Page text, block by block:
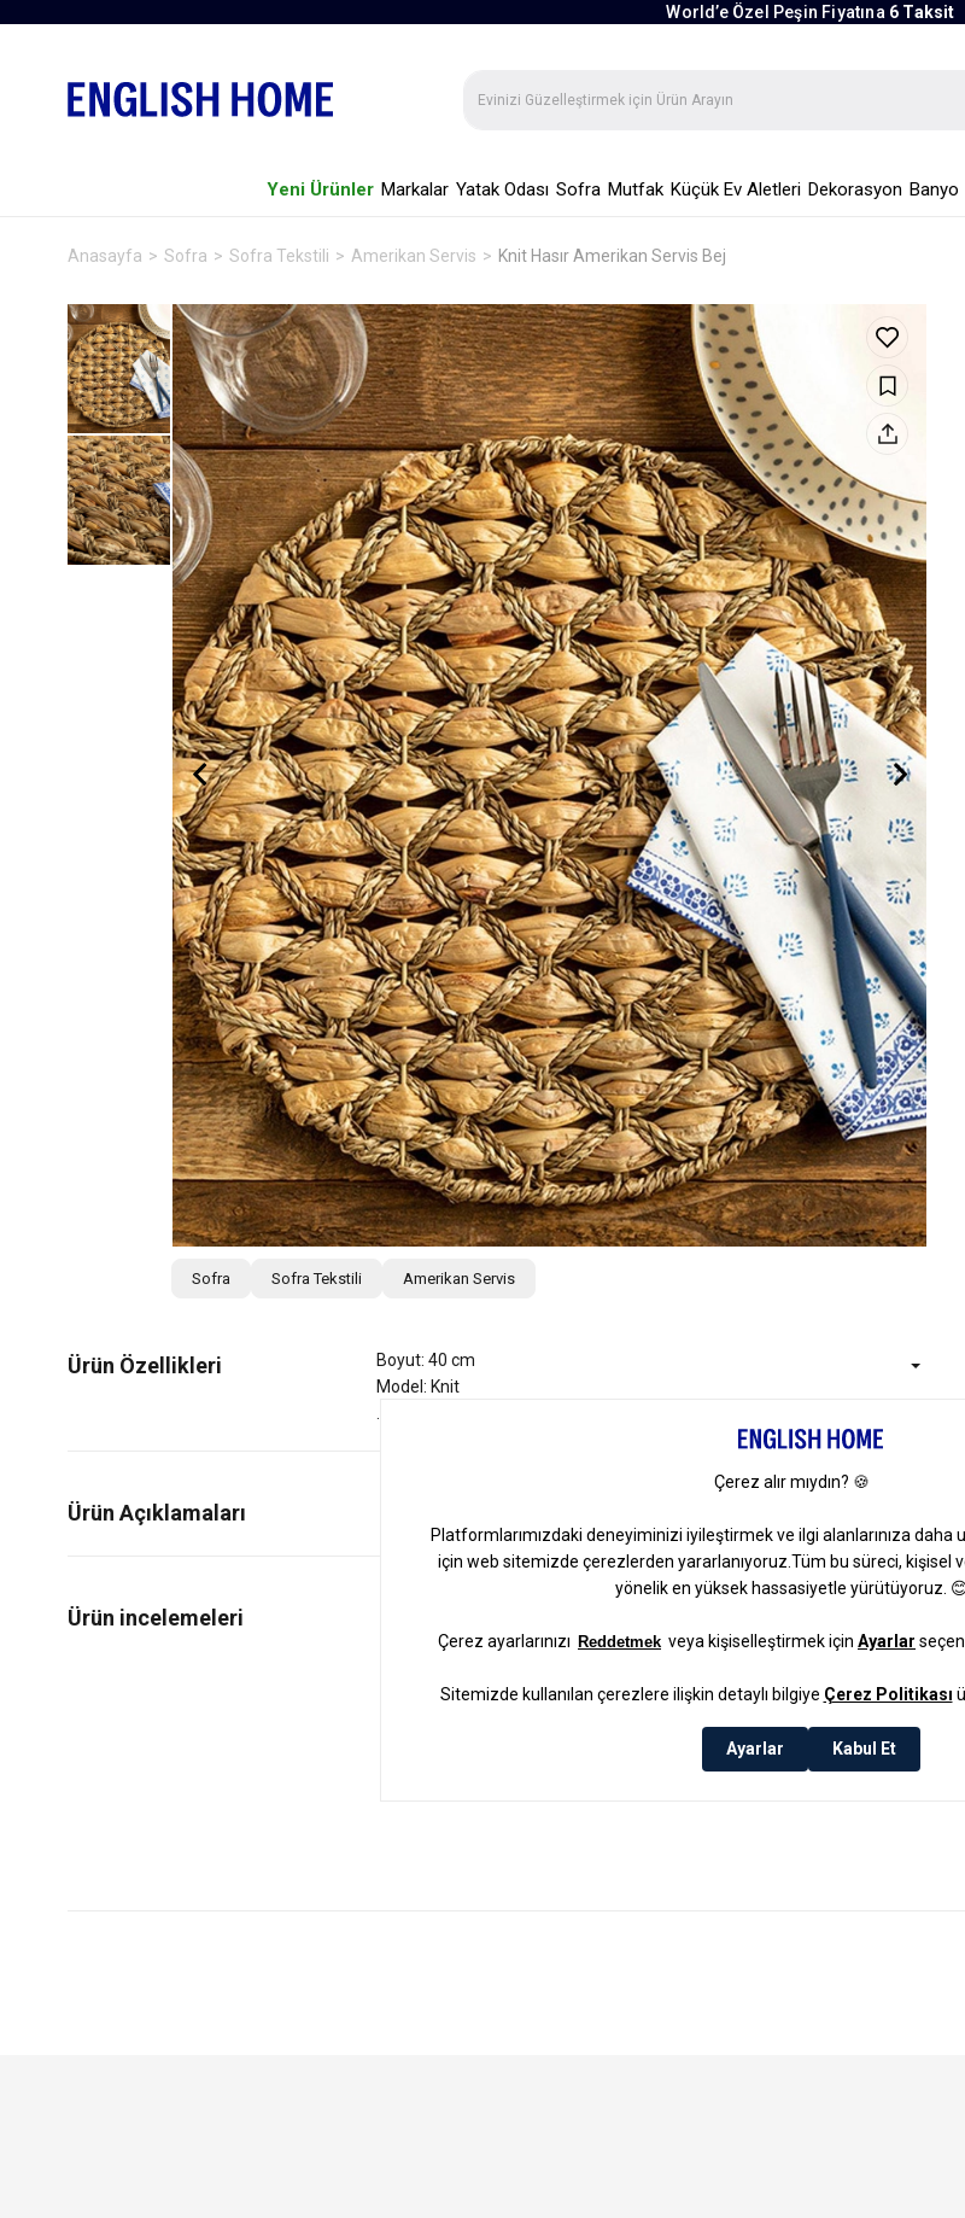
World’e Özel Peşin Fiyatına 6 Taksit
Yeni Ürünler Markalar Yatak Odası Sofra Mutfak Küçük Ev Aletleri Dekorasyon Banyo
Anasayfa Sofra Sofra Tekstili Amerikan Servis Knit Hasır Amerikan Servis Bej
Sofra Sofra Tekstili Amerikan Servis
Ürün Özellikleri
Boyut: 40 cm
Model: Knit
Ürün Açıklamaları